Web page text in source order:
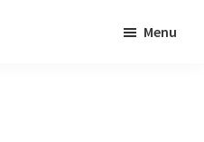
Menu